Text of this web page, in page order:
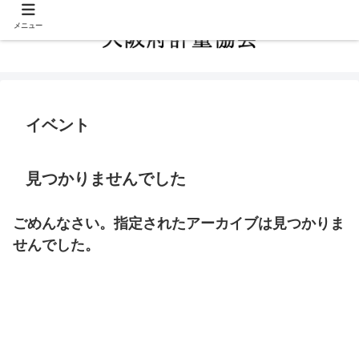
イベント
見つかりませんでした
ごめんなさい。指定されたアーカイブは見つかりま
せんでした。
メニュー